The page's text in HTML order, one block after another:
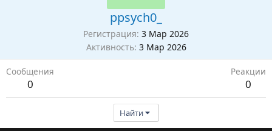
ppsych0_
Регистрация 3 Мар 2026
Активность 3 Мар 2026
Сообщения
0
Реакции
0
Найти